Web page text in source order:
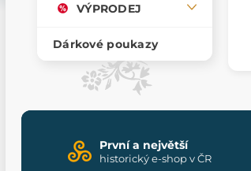
VÝPRODEJ
Dárkové poukazy
První a největší
historický e-shop v ČR